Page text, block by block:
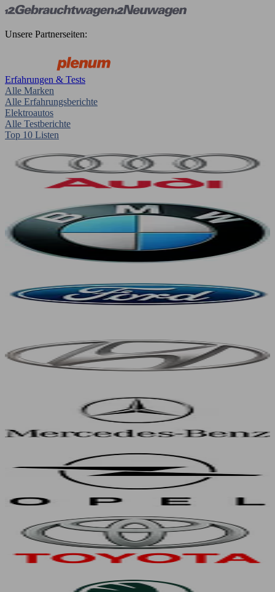
Unsere Partnerseiten:
Erfahrungen & Tests
Alle Marken
Alle Erfahrungsberichte
Elektroautos
Alle Testberichte
Top 10 Listen